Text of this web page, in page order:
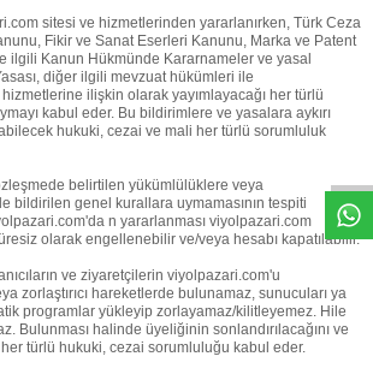
sitesi ve hizmetlerinden yararlanırken, Türk Ceza
Fikir ve Sanat Eserleri Kanunu, Marka ve Patent
ilgili Kanun Hükmünde Kararnameler ve yasal
diğer ilgili mevzuat hükümleri ile
ilişkin olarak yayımlayacağı her türlü
kabul eder. Bu bildirimlere ve yasalara aykırı
hukuki, cezai ve mali her türlü sorumluluk
belirtilen yükümlülüklere veya
bildirilen genel kurallara uymamasının tespiti
n yararlanması viyolpazari.com
olarak engellenebilir ve/veya hesabı kapatılabilir.
ve ziyaretçilerin viyolpazari.com'u
zorlaştırıcı hareketlerde bulunamaz, sunucuları ya
programlar yükleyip zorlayamaz/kilitleyemez. Hile
Bulunması halinde üyeliğinin sonlandırılacağını ve
türlü hukuki, cezai sorumluluğu kabul eder.